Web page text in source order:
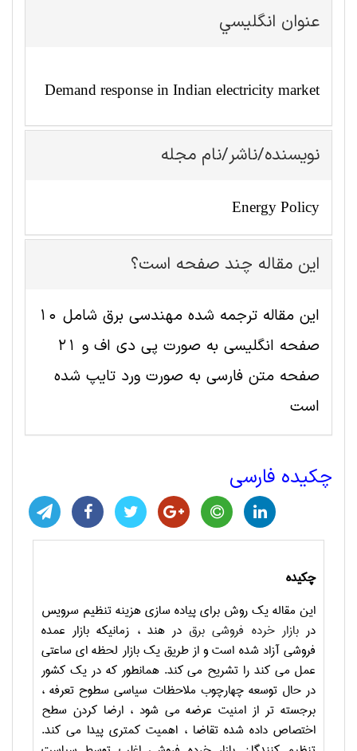
عنوان انگليسي
Demand response in Indian electricity market
نویسنده/ناشر/نام مجله
Energy Policy
این مقاله چند صفحه است؟
این مقاله ترجمه شده مهندسی برق شامل 10
صفحه انگلیسی به صورت پی دی اف و 21
صفحه متن فارسی به صورت ورد تایپ شده
است
چکیده فارسی
چکیده
این مقاله یک روش برای پیاده سازی هزینه تنظیم سرویس
دربازار خرده فروشی برقدر هند ، زمانیکه بازار عمده
فروشی آزاد شده است و از طریق یک بازار لحظه ای ساعتی
عمل می کند را تشریح می کند. همانطور که در یک کشور
در حال توسعه چهارچوب ملاحظات سیاسی سطوح تعرفه ،
برجسته تر از امنیت عرضه می شود ، ارضا کردن سطح
اختصاص داده شده تقاضا ، اهمیت کمتری پیدا می کند.